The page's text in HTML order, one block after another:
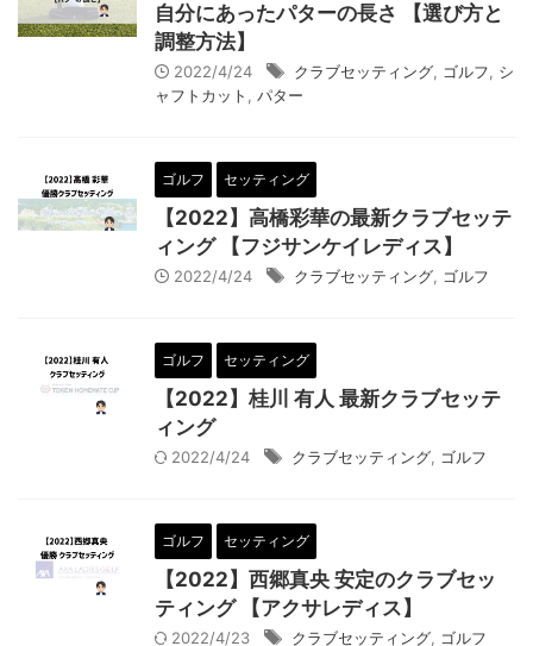
自分にあったパターの長さ 【選び方と
調整方法】
2022/4/24 クラブセッティング ゴルフ
シ
ャフトカット
パター
ゴルフ セッティング
【2022】高橋彩華の最新クラブセッテ
ィング 【フジサンケイレディス】
2022/4/24 クラブセッティング ゴルフ
ゴルフ セッティング
【2022】桂川 有人 最新クラブセッテ
ィング
2022/4/24 クラブセッティング ゴルフ
ゴルフ セッティング
【2022】西郷真央 安定のクラブセッ
ティング 【アクサレディス】
2022/4/23 クラブセッティング ゴルフ